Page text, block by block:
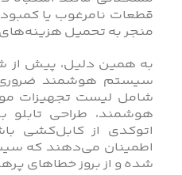
قطعات نامرغوب یا
منجر به تحمیل
به همین دلیل، پیش از
سیستم هوشمند
شامل لیست تجهیزات
هوشمند، طراحی
اتوکدی از کابل‌کشی
اطمینان می‌دهند که
شده و از بروز خطاهای